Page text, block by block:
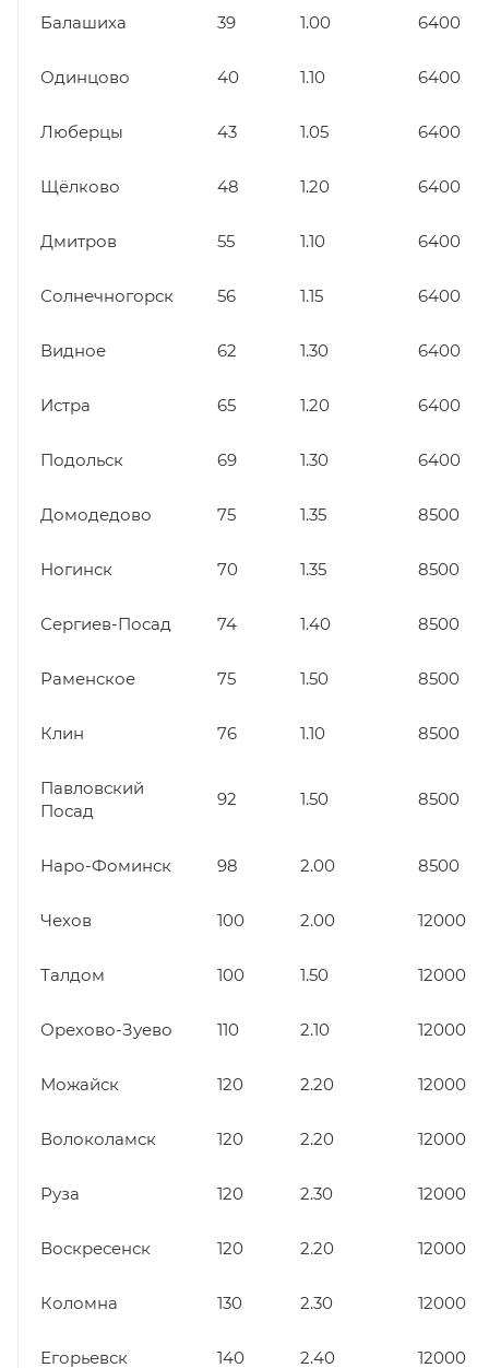
Балашиха 39 1.00 6400
Одинцово 40 1.10 6400
Люберцы 43 1.05 6400
Щёлково 48 1.20 6400
Дмитров 55 1.10 6400
Солнечногорск 56 1.15 6400
Видное 62 1.30 6400
Истра 65 1.20 6400
Подольск 69 1.30 6400
Домодедово 75 1.35 8500
Ногинск 70 1.35 8500
Сергиев-Посад 74 1.40 8500
Раменское 75 1.50 8500
Клин 76 1.10 8500
Павловский
Посад
92 1.50 8500
Наро-Фоминск 98 2.00 8500
Чехов 100 2.00 12000
Талдом 100 1.50 12000
Орехово-Зуево 110 2.10 12000
Можайск 120 2.20 12000
Волоколамск 120 2.20 12000
Руза 120 2.30 12000
Воскресенск 120 2.20 12000
Коломна 130 2.30 12000
Егорьевск 140 2.40 12000